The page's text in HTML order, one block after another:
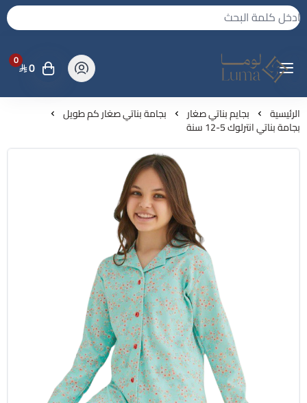
لوما - بجامه واكثر
0 0
الرئيسية بجايم بناتي صغار بجامة بناتي صغار كم طويل
بجامة بناتي انترلوك 5-12 سنة